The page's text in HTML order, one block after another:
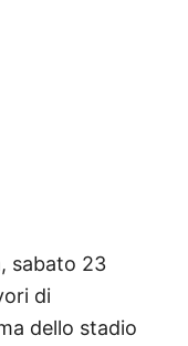
sabato 23
di
dello stadio